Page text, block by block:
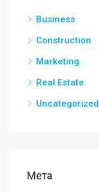
Business
Construction
Marketing
Real Estate
Uncategorized
Мета